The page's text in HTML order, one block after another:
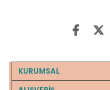
KURUMSAL